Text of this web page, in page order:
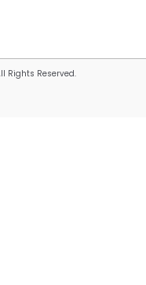
Rights Reserved.